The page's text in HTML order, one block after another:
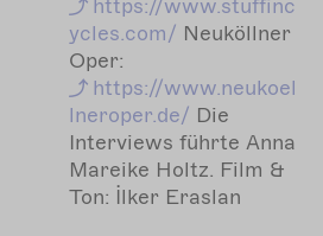
https://www.stuffinc
ycles.com/ Neuköllner
Oper:
https://www.neukoel
lneroper.de/ Die
Interviews führte Anna
Mareike Holtz. Film &
Ton: İlker Eraslan